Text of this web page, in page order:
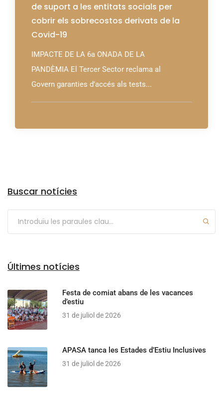
de suport a les entitats socials per
cobrir els sobrecostos derivats de la
Covid-19
IMPACTE DE LA 6a ONADA DE LA
PANDÈMIA El Tercer Sector reclama al
Govern garanties d’accés als tests...
Buscar notícies
Últimes notícies
Festa de comiat abans de les vacances
d’estiu
31 de juliol de 2026
APASA tanca les Estades d’Estiu Inclusives
31 de juliol de 2026